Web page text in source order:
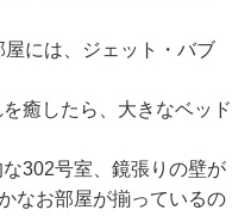
には、ジェット・バブ
癒したら、大きなベッド
302号室、鏡張りの壁が
なお部屋が揃っているの